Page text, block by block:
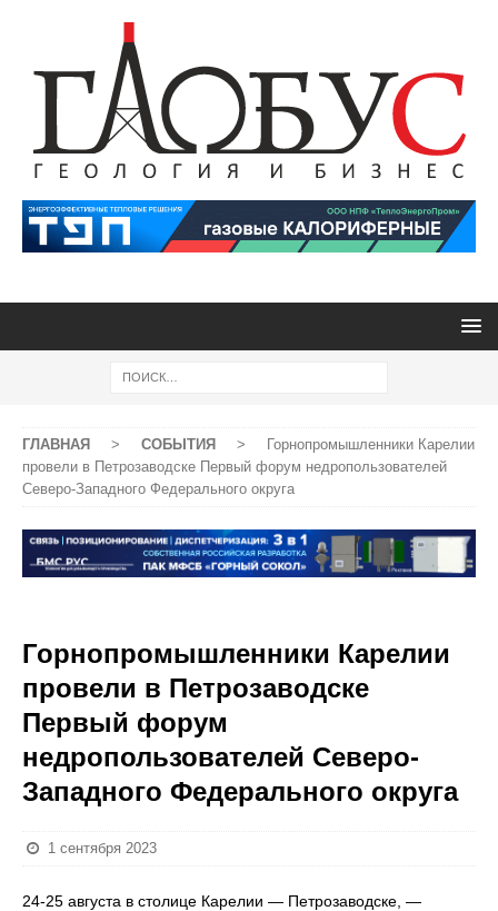
ГЛАВНАЯ > СОБЫТИЯ >
Горнопромышленники Карелии
провели в Петрозаводске Первый форум недропользователей
Северо-Западного Федерального округа
Горнопромышленники Карелии
провели в Петрозаводске
Первый форум
недропользователей Северо-
Западного Федерального округа
1 сентября 2023
24-25 августа в столице Карелии — Петрозаводске, —